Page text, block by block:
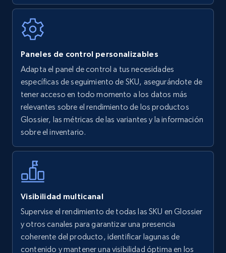
Walmart - products
URL, Final price, Sku, Currency, Gtin,
Specifications, Image urls, Top reviews, and
more.
5.6K+ 875+ Comenzar ahora
Walmart - products - Find new products by
using specific category URL
URL, Final price, Sku, Currency, Gtin,
more.
5.6K+ 875+ Comenzar ahora
Paneles de control personalizables
Adapta el panel de control a tus necesidades
específicas de seguimiento de SKU, asegurándote de
tener acceso en todo momento a los datos más
relevantes sobre el rendimiento de los productos
Glossier, las métricas de las variantes y la información
sobre el inventario.
Visibilidad multicanal
Supervise el rendimiento de todas las SKU en Glossier
y otros canales para garantizar una presencia
coherente del producto, identificar lagunas de
contenido y mantener una visibilidad óptima en los